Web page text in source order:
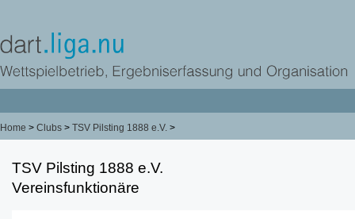
Home > Clubs > TSV Pilsting 1888 e.V. >
TSV Pilsting 1888 e.V.
Vereinsfunktionäre